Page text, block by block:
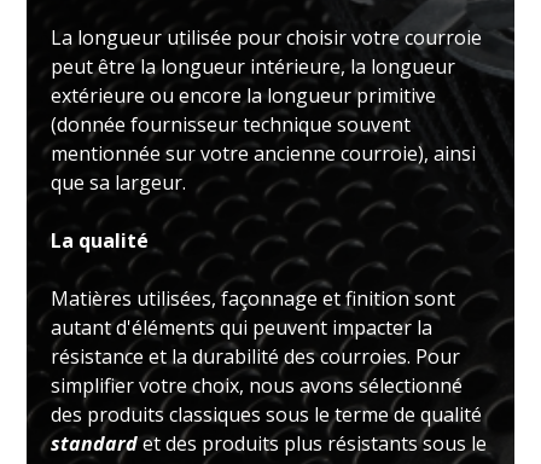
La longueur utilisée pour choisir votre courroie
peut être la longueur intérieure, la longueur
extérieure ou encore la longueur primitive
(donnée fournisseur technique souvent
mentionnée sur votre ancienne courroie), ainsi
que sa largeur.
La qualité
Matières utilisées, façonnage et finition sont
autant d'éléments qui peuvent impacter la
résistance et la durabilité des courroies. Pour
simplifier votre choix, nous avons sélectionné
des produits classiques sous le terme de qualité
standardet des produits plus résistants sous le